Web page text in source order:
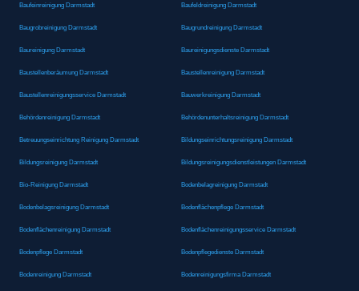
Baufeinreinigung Darmstadt Baufeldreinigung Darmstadt
Baugrobreinigung Darmstadt Baugrundreinigung Darmstadt
Baureinigung Darmstadt Baureinigungsdienste Darmstadt
Baustellenberäumung Darmstadt Baustellenreinigung Darmstadt
Baustellenreinigungsservice Darmstadt Bauwerkreinigung Darmstadt
Behördenreinigung Darmstadt Behördenunterhaltsreinigung Darmstadt
Betreuungseinrichtung Reinigung Darmstadt Bildungseinrichtungsreinigung Darmstadt
Bildungsreinigung Darmstadt Bildungsreinigungsdienstleistungen Darmstadt
Bio-Reinigung Darmstadt Bodenbelagreinigung Darmstadt
Bodenbelagsreinigung Darmstadt Bodenflächenpflege Darmstadt
Bodenflächenreinigung Darmstadt Bodenflächenreinigungsservice Darmstadt
Bodenpflege Darmstadt Bodenpflegedienste Darmstadt
Bodenreinigung Darmstadt Bodenreinigungsfirma Darmstadt